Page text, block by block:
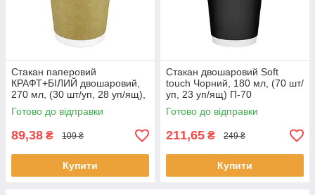
Стакан паперовий
КРАФТ+БІЛИЙ двошаровий,
270 мл, (30 шт/уп, 28 уп/ящ),
П-80
Готово до відправки
89,38 ₴ 109 ₴
Купити
Стакан двошаровий Soft
touch Чорний, 180 мл, (70 шт/
уп, 23 уп/ящ) П-70
Готово до відправки
211,65 ₴ 249 ₴
Купити